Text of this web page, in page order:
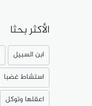
الأكثر بحثا
ابن السبيل
استشاط غضبا
اعقلها وتوكل